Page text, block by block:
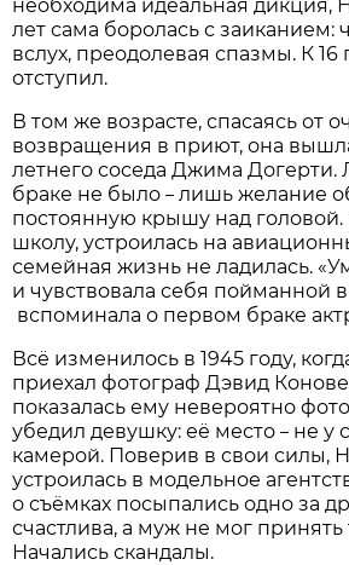
необходима идеальная дикция,
лет сама боролась с заиканием:
вслух, преодолевая спазмы. К 16
отступил.
В том же возрасте, спасаясь от
возвращения в приют, она
летнего соседа Джима Догерти.
браке не было– лишь желание
постоянную крышу над
школу, устроилась на
семейная жизнь не ладилась.
и чувствовала себя пойманной
вспоминала о первом браке
Всё изменилось в 1945 году,
приехал фотограф Дэвид
показалась ему невероятно
убедил девушку: её место– не у
камерой. Поверив в свои силы,
устроилась в модельное
о съёмках посыпались одно за
счастлива, а муж не мог
Начались скандалы.